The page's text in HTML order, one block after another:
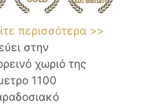
περισσότερα >>
στην
χωριό της
1100